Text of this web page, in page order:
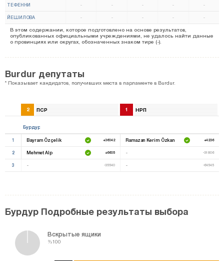
ТЕФЕННИ - - - - -
ЙЕШИЛОВА - - - - -
В этом содержании, которое подготовлено на основе результатов,
опубликованных официальными учреждениями, не удалось найти данные
о провинциях или округах, обозначенных знаком тире (-).
Burdur депутаты
* Показывает кандидатов, получивших места в парламенте в Burdur.
2 ПСР 1 НРП
Бурдур
1 Bayram Özçelik +36042 Ramazan Kerim Özkan +4236
2 Mehmet Alp +6605 - -31806
3 - -35540 - -64545
Бурдур Подробные результаты выбора
Вскрытые ящики
%100